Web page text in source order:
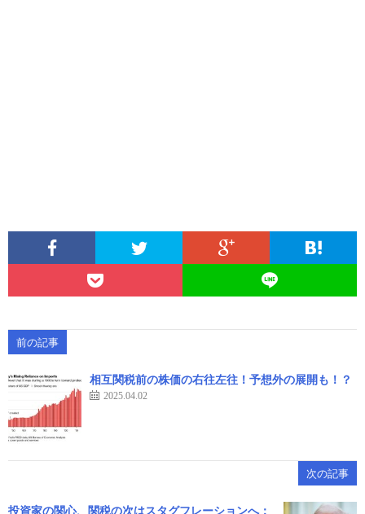
前の記事
相互関税前の株価の右往左往！予想外の展開も！？
2025.04.02
次の記事
投資家の関心、関税の次はスタグフレーションへ：